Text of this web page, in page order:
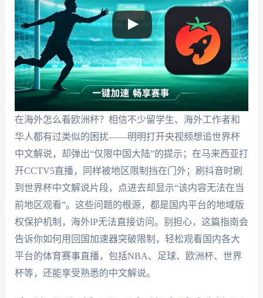
在海外怎么看欧洲杯？相信不少留学生、海外工作者和
华人都有过类似的困扰——明明打开央视频想追世界杯
中文解说，却弹出“仅限中国大陆”的提示；在马来西亚打
开CCTV5直播，同样被地区限制挡在门外；刷抖音时刷
到世界杯中文解说片段，点进去却显示“该内容无法在当
前地区观看”。这些问题的根源，都是国内平台的地域版
权保护机制，海外IP无法直接访问。别担心，这篇指南会
告诉你如何用回国加速器突破限制，轻松观看国内各大
平台的体育赛事直播，包括NBA、足球、欧洲杯、世界
杯等，还能享受熟悉的中文解说。